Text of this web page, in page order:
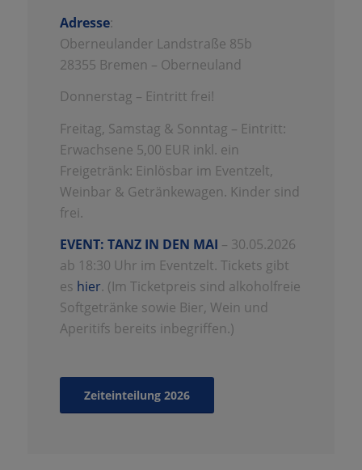
Adresse:
Oberneulander Landstraße 85b
28355 Bremen – Oberneuland
Donnerstag – Eintritt frei!
Freitag, Samstag & Sonntag – Eintritt:
Erwachsene 5,00 EUR inkl. ein
Freigetränk: Einlösbar im Eventzelt,
Weinbar & Getränkewagen. Kinder sind
frei.
EVENT: TANZ IN DEN MAI – 30.05.2026
ab 18:30 Uhr im Eventzelt. Tickets gibt
es hier. (Im Ticketpreis sind alkoholfreie
Softgetränke sowie Bier, Wein und
Aperitifs bereits inbegriffen.)
Zeiteinteilung 2026